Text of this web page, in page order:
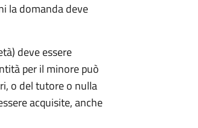
la domanda deve
deve essere
per il minore può
o del tutore o nulla
acquisite, anche